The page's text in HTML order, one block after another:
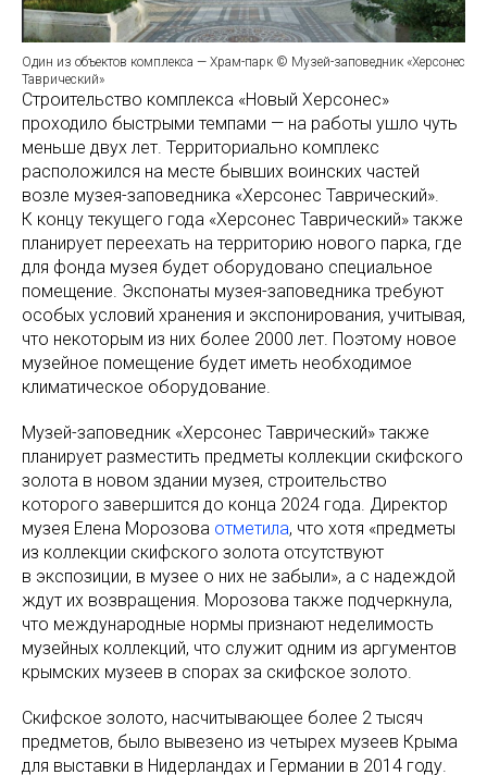
Один из объектов комплекса — Храм-парк © Музей-заповедник «Херсонес
Таврический»
Строительство комплекса «Новый Херсонес»
проходило быстрыми темпами — на работы ушло чуть
меньше двух лет. Территориально комплекс
расположился на месте бывших воинских частей
возле музея-заповедника «Херсонес Таврический».
К концу текущего года «Херсонес Таврический» также
планирует переехать на территорию нового парка, где
для фонда музея будет оборудовано специальное
помещение. Экспонаты музея-заповедника требуют
особых условий хранения и экспонирования, учитывая,
что некоторым из них более 2000 лет. Поэтому новое
музейное помещение будет иметь необходимое
климатическое оборудование.
Музей-заповедник «Херсонес Таврический» также
планирует разместить предметы коллекции скифского
золота в новом здании музея, строительство
которого завершится до конца 2024 года. Директор
музея Елена Морозова отметила, что хотя «предметы
из коллекции скифского золота отсутствуют
в экспозиции, в музее о них не забыли», а с надеждой
ждут их возвращения. Морозова также подчеркнула,
что международные нормы признают неделимость
музейных коллекций, что служит одним из аргументов
крымских музеев в спорах за скифское золото.
Скифское золото, насчитывающее более 2 тысяч
предметов, было вывезено из четырех музеев Крыма
для выставки в Нидерландах и Германии в 2014 году.